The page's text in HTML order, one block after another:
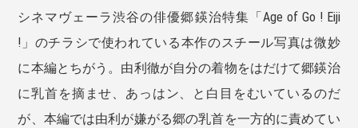
シネマヴェーラ渋谷の俳優郷鍈治特集「Age of Go ! Eiji
!」のチラシで使われている本作のスチール写真は微妙
に本編とちがう。由利徹が自分の着物をはだけて郷鍈治
に乳首を摘ませ、あっはン、と白目をむいているのだ
が、本編では由利が嫌がる郷の乳首を一方的に責めてい